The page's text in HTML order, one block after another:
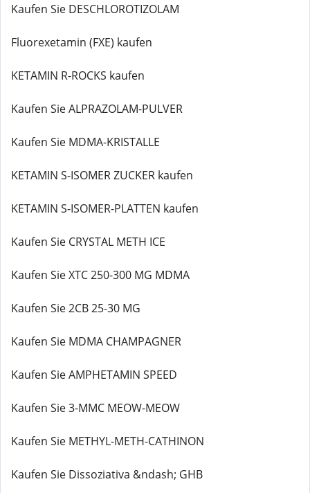
Kaufen Sie DESCHLOROTIZOLAM
Fluorexetamin (FXE) kaufen
KETAMIN R-ROCKS kaufen
Kaufen Sie ALPRAZOLAM-PULVER
Kaufen Sie MDMA-KRISTALLE
KETAMIN S-ISOMER ZUCKER kaufen
KETAMIN S-ISOMER-PLATTEN kaufen
Kaufen Sie CRYSTAL METH ICE
Kaufen Sie XTC 250-300 MG MDMA
Kaufen Sie 2CB 25-30 MG
Kaufen Sie MDMA CHAMPAGNER
Kaufen Sie AMPHETAMIN SPEED
Kaufen Sie 3-MMC MEOW-MEOW
Kaufen Sie METHYL-METH-CATHINON
Kaufen Sie Dissoziativa &ndash; GHB